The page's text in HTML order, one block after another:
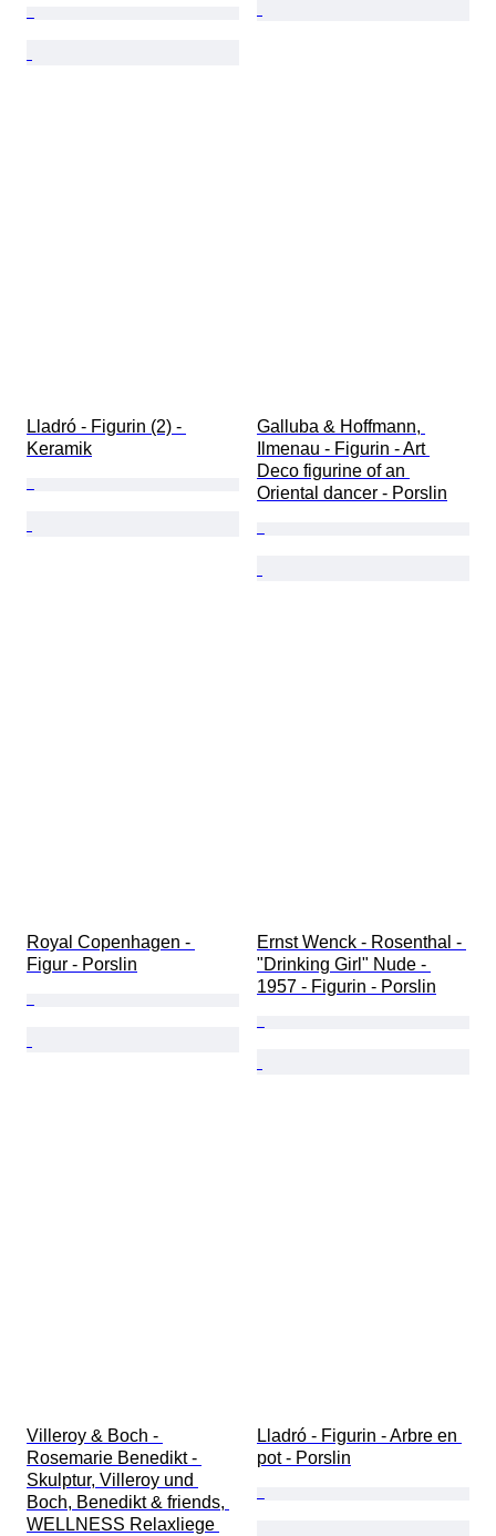
Lladró - Figurin (2) -
Keramik
Galluba & Hoffmann,
Ilmenau - Figurin - Art
Deco figurine of an
Oriental dancer - Porslin
Royal Copenhagen -
Figur - Porslin
Ernst Wenck - Rosenthal -
"Drinking Girl" Nude -
1957 - Figurin - Porslin
Villeroy & Boch -
Rosemarie Benedikt -
Skulptur, Villeroy und
Boch, Benedikt & friends,
WELLNESS Relaxliege
Lladró - Figurin - Arbre en
pot - Porslin